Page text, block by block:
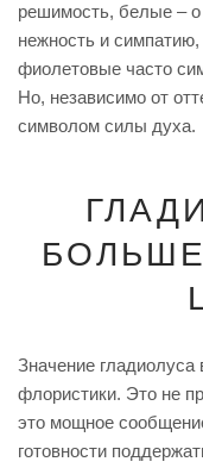
решимость, белые – о
нежность и
фиолетовые часто
Но, независимо от
символом силы духа.
Значение
флористики. Это не
это мощное
готовности